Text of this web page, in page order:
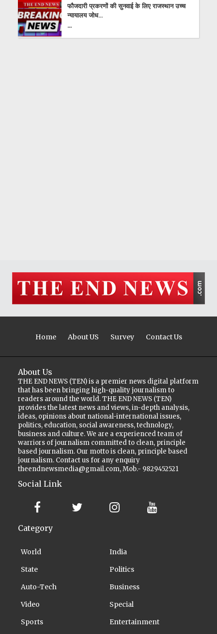
फौजदारी प्रकरणों की सुनवाई के लिए राजस्थान उच्च
न्यायालय जोध...
...
Home About US Survey Contact Us
About Us
THE END NEWS (TEN) is a premier news digital platform
that has been bringing high-quality journalism to
readers around the world. THE END NEWS (TEN)
provides the latest news and views, in-depth analysis,
ideas, opinions about national-international issues,
politics, education, social awareness, technology,
business and culture. We are a experienced team of
warriors of journalism committed to clean, principle
based journalism. Our motto is clean, principle based
journalism. Contact us for any enquiry
theendnewsmedia@gmail.com, Mob.- 9829452521
Social Link
Category
World
India
State
Politics
Auto-Tech
Business
Video
Special
Sports
Entertainment